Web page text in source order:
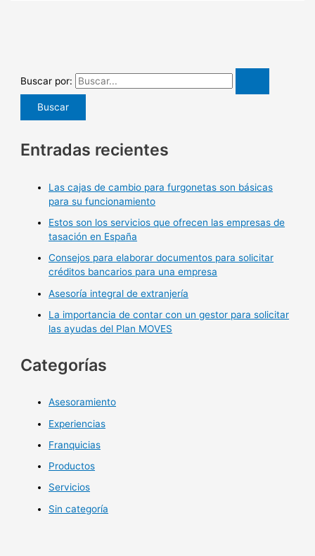
Buscar por:
Entradas recientes
Las cajas de cambio para furgonetas son básicas
para su funcionamiento
Estos son los servicios que ofrecen las empresas de
tasación en España
Consejos para elaborar documentos para solicitar
créditos bancarios para una empresa
Asesoría integral de extranjería
La importancia de contar con un gestor para solicitar
las ayudas del Plan MOVES
Categorías
Asesoramiento
Experiencias
Franquicias
Productos
Servicios
Sin categoría